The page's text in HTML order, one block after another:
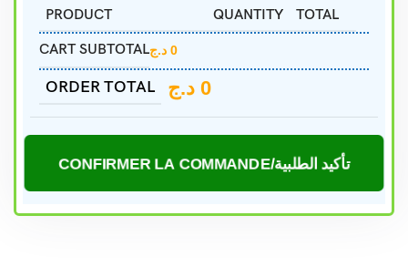
PRODUCT QUANTITY
TOTAL
CART SUBTOTAL
0 د.ج
ORDER TOTAL 0 د.ج
CONFIRMER LA COMMANDE/تأكيد الطلبية